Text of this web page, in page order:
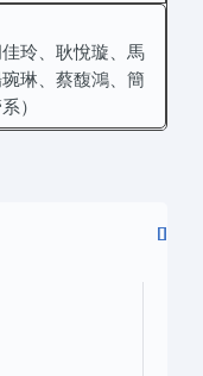
玲、耿悅璇、馬
琳、蔡馥鴻、簡
）